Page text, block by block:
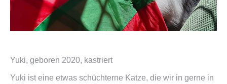
Yuki, geboren 2020, kastriert
Yuki ist eine etwas schüchterne Katze, die wir in gerne in